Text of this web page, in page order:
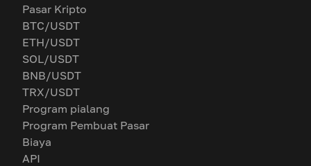
Pasar Kripto
BTC/USDT
ETH/USDT
SOL/USDT
BNB/USDT
TRX/USDT
Program pialang
Program Pembuat Pasar
Biaya
API